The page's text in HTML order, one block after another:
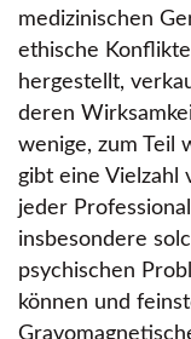
medizinischen
ethische
hergestellt,
deren
wenige, zum Teil
gibt eine Vielzahl
jeder
insbesondere
psychischen
können und